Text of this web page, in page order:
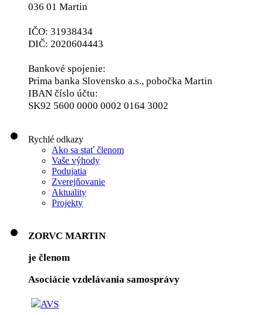
036 01 Martin
IČO: 31938434
DIČ: 2020604443
Bankové spojenie:
Prima banka Slovensko a.s., pobočka Martin
IBAN číslo účtu:
SK92 5600 0000 0002 0164 3002
Rychlé odkazy
Ako sa stať členom
Vaše výhody
Podujatia
Zverejňovanie
Aktuality
Projekty
ZORVC MARTIN
je členom
Asociácie vzdelávania samosprávy